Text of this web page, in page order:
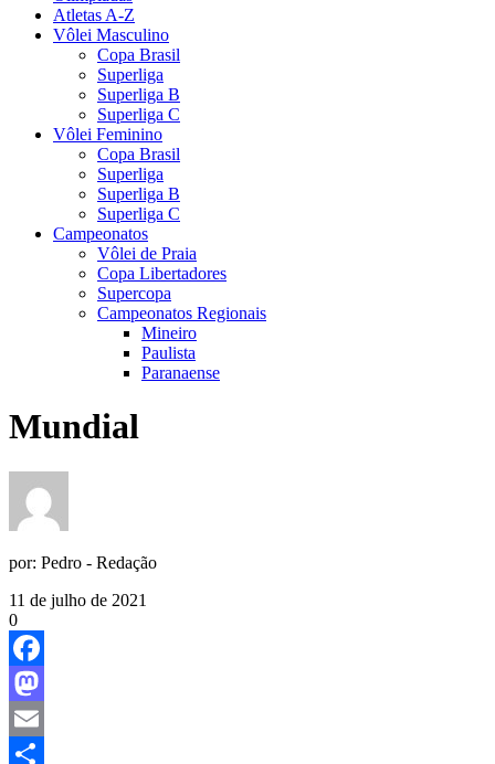
Atletas A-Z
Vôlei Masculino
Copa Brasil
Superliga
Superliga B
Superliga C
Vôlei Feminino
Copa Brasil
Superliga
Superliga B
Superliga C
Campeonatos
Vôlei de Praia
Copa Libertadores
Supercopa
Campeonatos Regionais
Mineiro
Paulista
Paranaense
Mundial
por: Pedro - Redação
11 de julho de 2021
0
Facebook
Mastodon
Email